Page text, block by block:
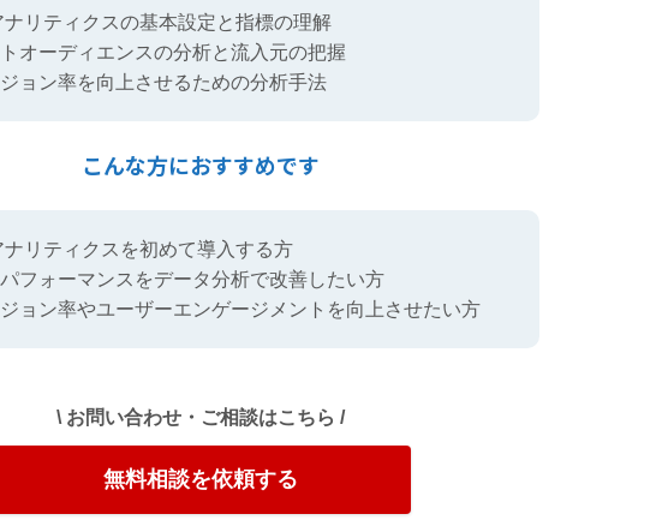
リティクスの基本設定と指標の理解
オーディエンスの分析と流入元の把握
ョン率を向上させるための分析手法
こんな方におすすめです
リティクスを初めて導入する方
フォーマンスをデータ分析で改善したい方
ョン率やユーザーエンゲージメントを向上させたい方
\ お問い合わせ・ご相談はこちら /
無料相談を依頼する